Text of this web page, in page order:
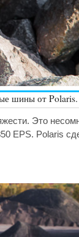
шины от Polaris.
Это
EPS. Polaris